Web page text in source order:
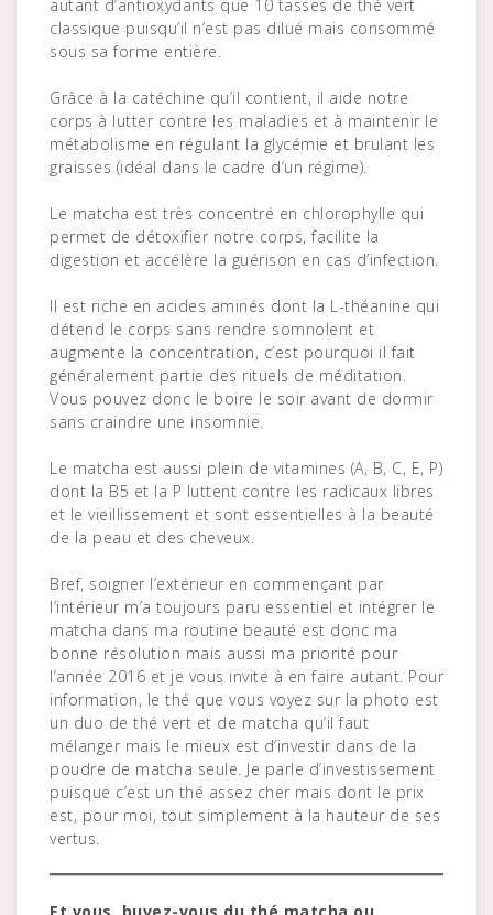
autant d’antioxydants que 10 tasses de thé vert
classique puisqu’il n’est pas dilué mais consommé
sous sa forme entière.
Grâce à la catéchine qu’il contient, il aide notre
corps à lutter contre les maladies et à maintenir le
métabolisme en régulant la glycémie et brulant les
graisses (idéal dans le cadre d’un régime).
Le matcha est très concentré en chlorophylle qui
permet de détoxifier notre corps, facilite la
digestion et accélère la guérison en cas d’infection.
Il est riche en acides aminés dont la L-théanine qui
détend le corps sans rendre somnolent et
augmente la concentration, c’est pourquoi il fait
généralement partie des rituels de méditation.
Vous pouvez donc le boire le soir avant de dormir
sans craindre une insomnie.
Le matcha est aussi plein de vitamines (A, B, C, E, P)
dont la B5 et la P luttent contre les radicaux libres
et le vieillissement et sont essentielles à la beauté
de la peau et des cheveux.
Bref, soigner l’extérieur en commençant par
l’intérieur m’a toujours paru essentiel et intégrer le
matcha dans ma routine beauté est donc ma
bonne résolution mais aussi ma priorité pour
l’année 2016 et je vous invite à en faire autant. Pour
information, le thé que vous voyez sur la photo est
un duo de thé vert et de matcha qu’il faut
mélanger mais le mieux est d’investir dans de la
poudre de matcha seule. Je parle d’investissement
puisque c’est un thé assez cher mais dont le prix
est, pour moi, tout simplement à la hauteur de ses
vertus.